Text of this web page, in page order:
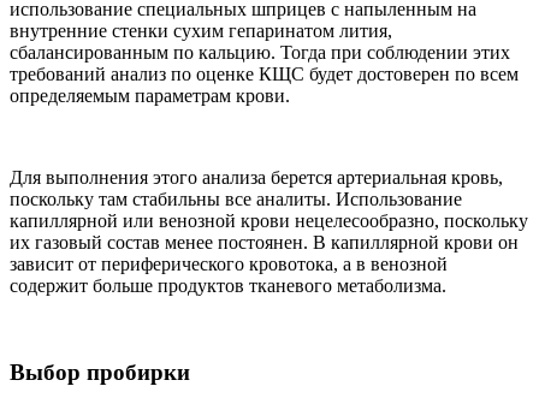
использование специальных шприцев с напыленным на
внутренние стенки сухим гепаринатом лития,
сбалансированным по кальцию. Тогда при соблюдении этих
требований анализ по оценке КЩС будет достоверен по всем
определяемым параметрам крови.
Для выполнения этого анализа берется артериальная кровь,
поскольку там стабильны все аналиты. Использование
капиллярной или венозной крови нецелесообразно, поскольку
их газовый состав менее постоянен. В капиллярной крови он
зависит от периферического кровотока, а в венозной
содержит больше продуктов тканевого метаболизма.
Выбор пробирки